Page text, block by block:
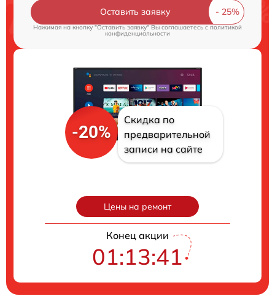
Оставить заявку
Нажимая на кнопку "Оставить заявку" Вы соглашаетесь cполитикой
конфиденциальности
-20%
Скидка по
предварительной
записи на сайте
Цены на ремонт
Конец акции
01:13:39